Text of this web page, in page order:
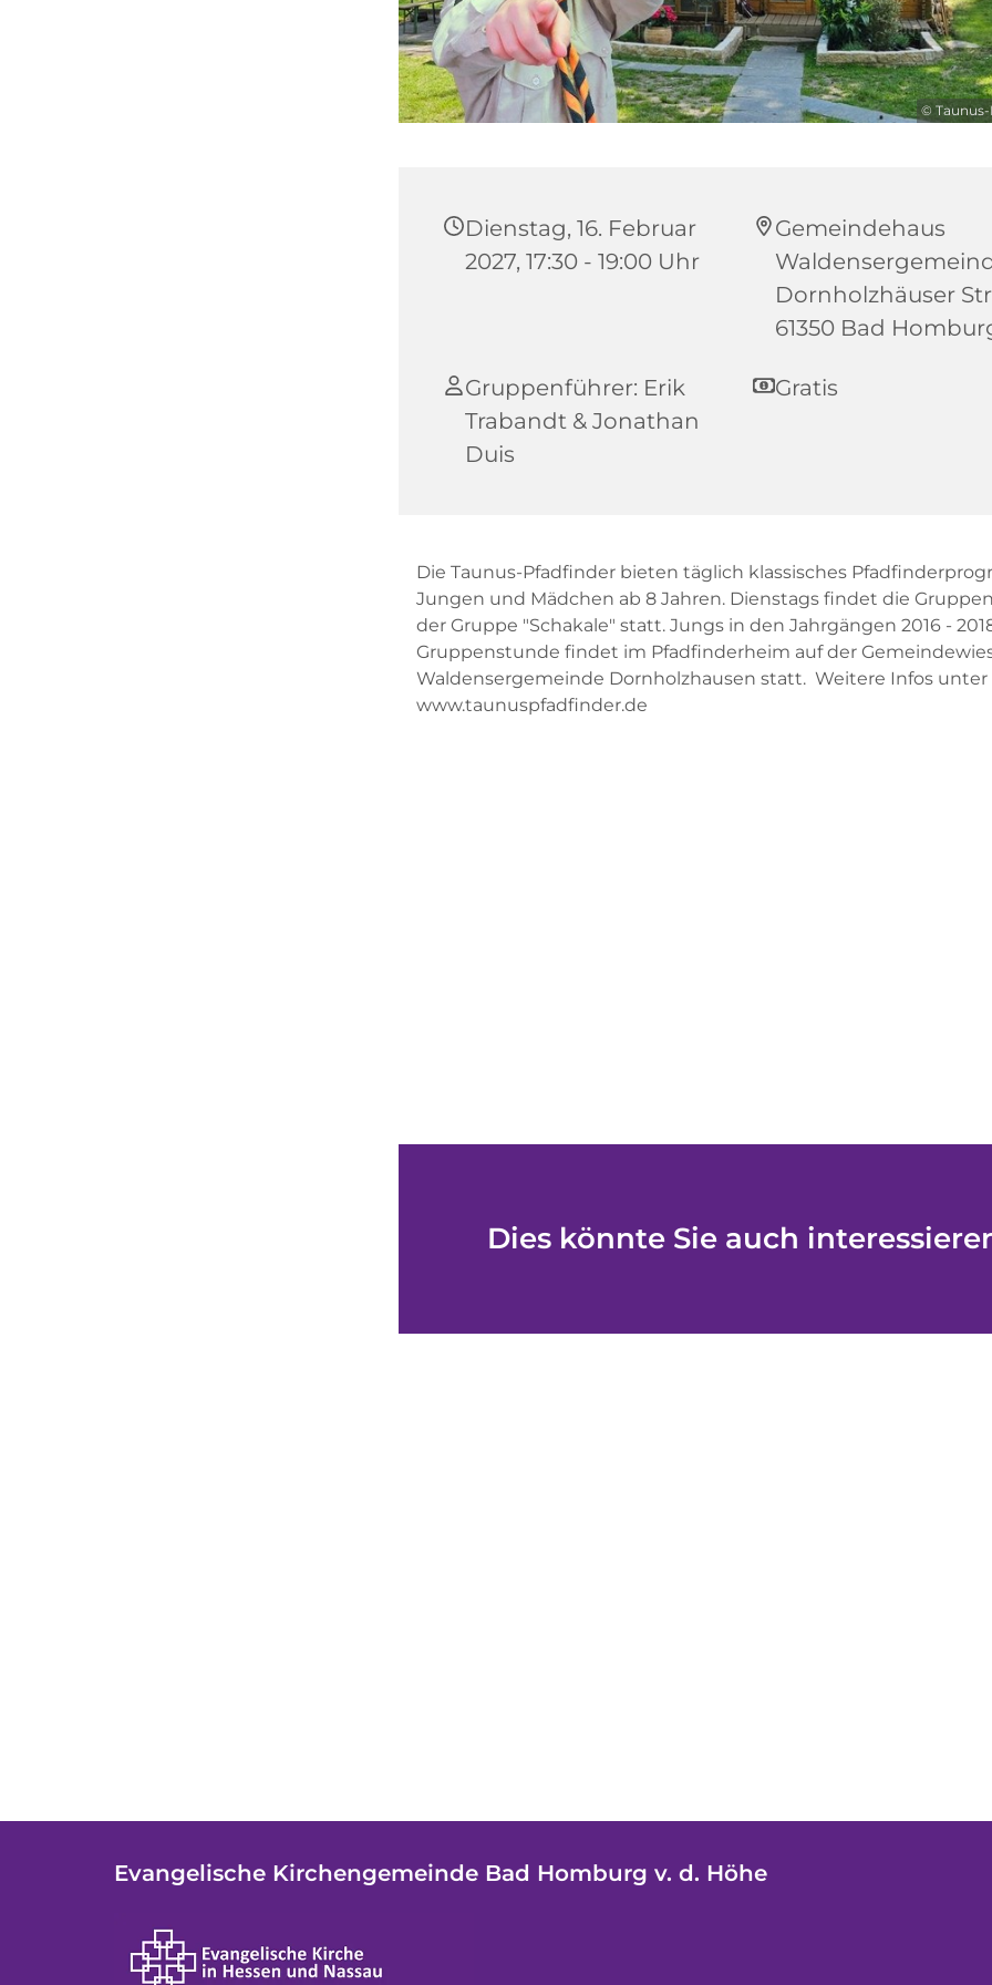
© Taunus-
Dienstag, 16. Februar
2027, 17:30 - 19:00 Uhr
Gemeindehaus
Dornholzhäuser
61350 Bad
Gruppenführer: Erik
Trabandt & Jonathan
Duis
Gratis
Die Taunus-Pfadfinder bieten täglich klassisches
Jungen und Mädchen ab 8 Jahren. Dienstags findet die
der Gruppe "Schakale" statt. Jungs in den Jahrgängen 2016 -
Gruppenstunde findet im Pfadfinderheim auf der
Waldensergemeinde Dornholzhausen statt. Weitere Infos unter
www.taunuspfadfinder.de
Dies könnte Sie auch
Evangelische Kirchengemeinde Bad Homburg v. d. Höhe